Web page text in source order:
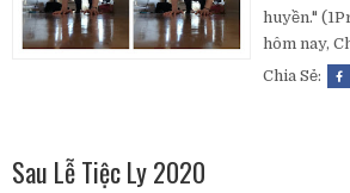
huyền."
hôm nay,
Chia Sẻ:
Sau Lễ Tiệc Ly 2020